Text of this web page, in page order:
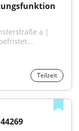
a |
Teilzeit